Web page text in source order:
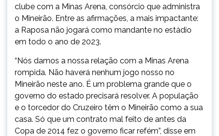
clube com a Minas Arena, consórcio que administra
o Mineirão. Entre as afirmações, a mais impactante:
a Raposa não jogará como mandante no estádio
em todo o ano de 2023.
“Nós damos a nossa relação com a Minas Arena
rompida. Não haverá nenhum jogo nosso no
Mineirão neste ano. É um problema grande que o
governo do estado precisará resolver. A população
e o torcedor do Cruzeiro têm o Mineirão como a sua
casa. Só que um contrato mal feito de antes da
Copa de 2014 fez o governo ficar refém”, disse em